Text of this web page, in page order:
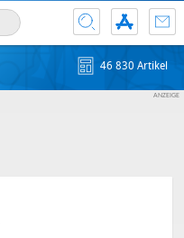
46 830 Artikel